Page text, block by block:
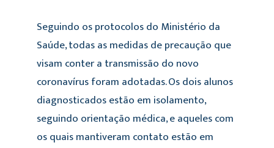
Seguindo os protocolos do Ministério da
Saúde, todas asmedidas de precaução que
visam conter a transmissão do novo
coronavírus foram adotadas. Os dois alunos
diagnosticados estão em isolamento,
seguindo orientação médica, e aqueles com
os quais mantiveram contato estão em